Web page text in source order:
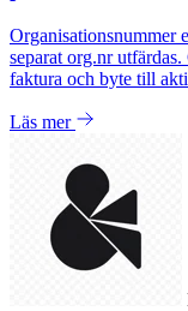
Organisationsnummer
separat org.nr
faktura och byte till
Läs mer